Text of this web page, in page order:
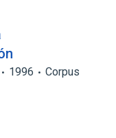
1996
Corpus